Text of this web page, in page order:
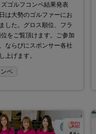
ゴルフコンペ結果発表
は大勢のゴルファーにお
した。グロス順位、フラ
をご覧頂けます。ご参加
ならびにスポンサー各社
上げます。
ペ